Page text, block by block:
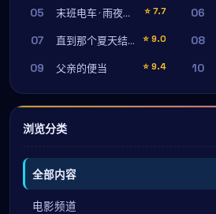
05 末班电车 · 雨夜守望 ⭐ 7.7 06
07 直到那个夏天结束时 ⭐ 9.0 08
09 父亲的便当 ⭐ 9.4 10
浏览分类
全部内容
电影频道